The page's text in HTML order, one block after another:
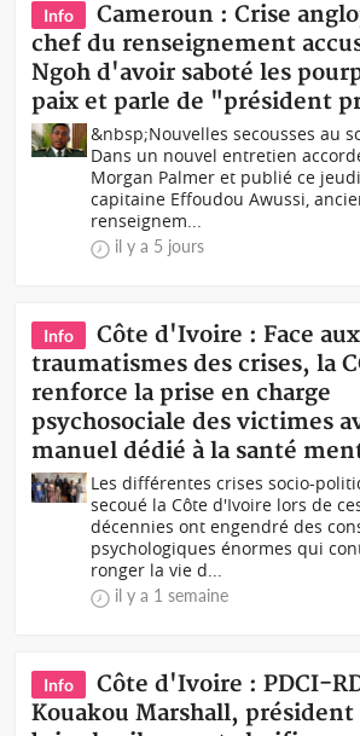
Info
Cameroun : Crise
chef du renseignement
Ngoh d'avoir saboté les
paix et parle de "président
&nbsp;Nouvelles secousses au
Dans un nouvel entretien
Morgan Palmer et publié ce
capitaine Effoudou Awussi,
renseignem...
il y a 5 jours
Info
Côte d'Ivoire : Face aux
traumatismes des crises, la
renforce la prise en charge
psychosociale des victimes
manuel dédié à la santé
Les différentes crises socio-
secoué la Côte d'Ivoire lors de
décennies ont engendré des
psychologiques énormes qui
ronger la vie d...
il y a 1 semaine
Info
Côte d'Ivoire : PDCI-
Kouakou Marshall, président